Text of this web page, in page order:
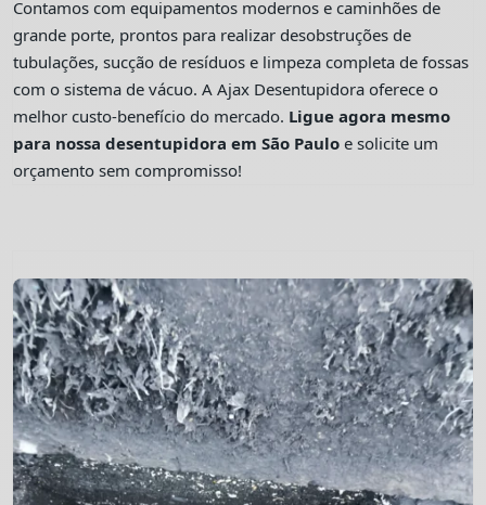
Contamos com equipamentos modernos e caminhões de
grande porte, prontos para realizar desobstruções de
tubulações, sucção de resíduos e limpeza completa de fossas
com o sistema de vácuo. A Ajax Desentupidora oferece o
melhor custo-benefício do mercado. Ligue agora mesmo
para nossa desentupidora em São Paulo e solicite um
orçamento sem compromisso!